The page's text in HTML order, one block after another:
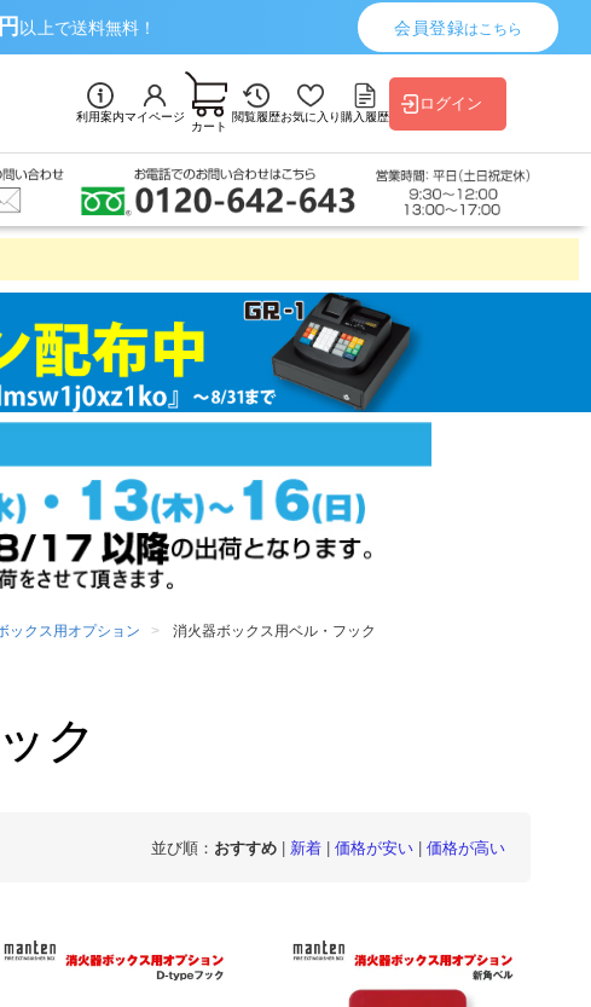
以上で送料無料！ 会員登録はこちら
利用案内マイページ
カート
閲覧履歴お気に入り購入履歴
ログイン
ックス用オプション 消火器ボックス用ベル・フック
ク
並び順： おすすめ 新着 |価格が安い |価格が高い